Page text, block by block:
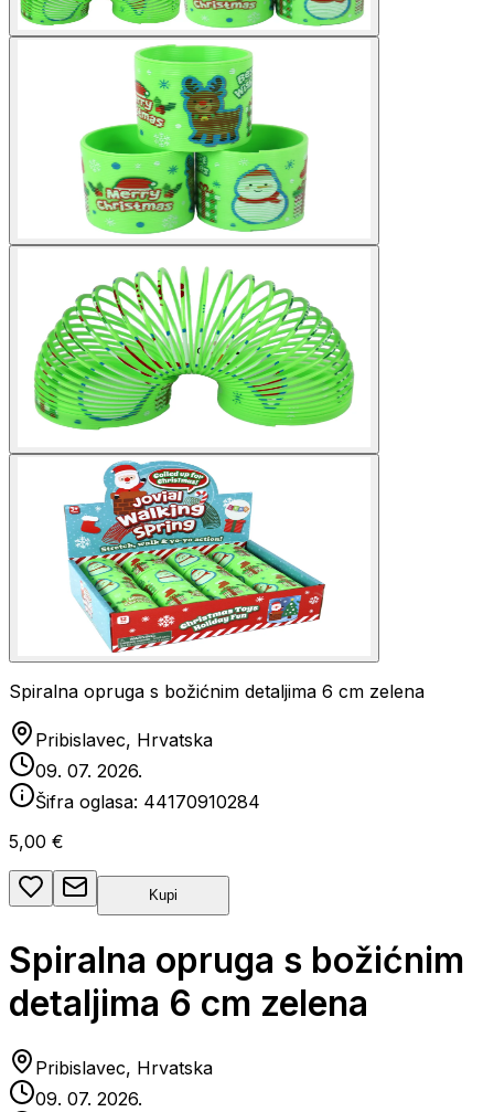
Spiralna opruga s božićnim detaljima 6 cm zelena
Pribislavec, Hrvatska
09. 07. 2026.
Šifra oglasa: 44170910284
5,00 €
Kupi
Spiralna opruga s božićnim
detaljima 6 cm zelena
Pribislavec, Hrvatska
09. 07. 2026.